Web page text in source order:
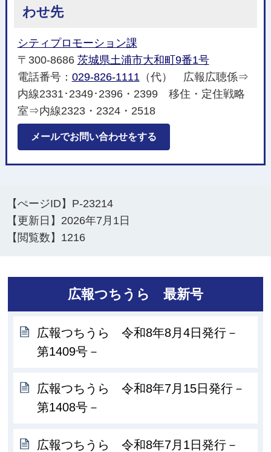
わせ先
シティプロモーション課
〒300-8686 茨城県土浦市大和町9番1号
電話番号： 029-826-1111（代） 広報広聴係⇒
内線2331･2349･2396・2399 移住・定住戦略
室⇒内線2323・2324・2518
メールでお問い合わせをする
【ぺージID】 P-23214
【更新日】 2026年7月1日
【閲覧数】 1216
広報つちうら 最新号
広報つちうら 令和8年8月4日発行－
第1409号－
広報つちうら 令和8年7月15日発行－
第1408号－
広報つちうら 令和8年7月1日発行－